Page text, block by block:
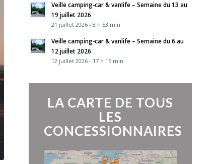
Veille camping-car & vanlife – Semaine du 13 au
19 juillet 2026
21 juillet 2026 - 8 h 53 min
Veille camping-car & vanlife – Semaine du 6 au
12 juillet 2026
12 juillet 2026 - 17 h 15 min
LA CARTE DE TOUS
LES
CONCESSIONNAIRES